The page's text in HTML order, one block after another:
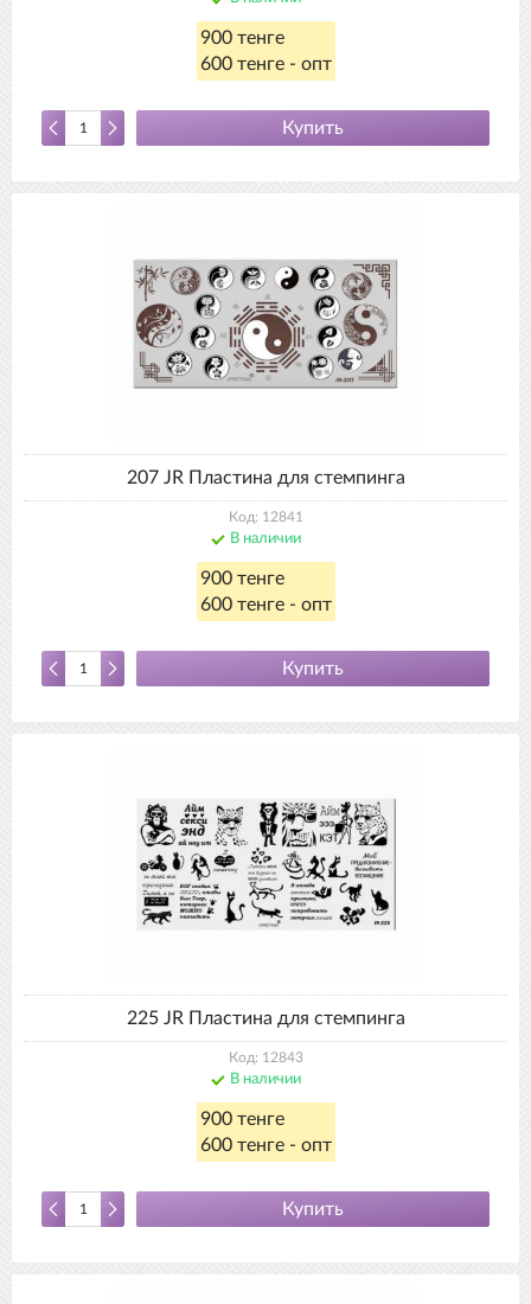
900 тенге
600 тенге - опт
Купить
207 JR Пластина для стемпинга
Код: 12841
В наличии
900 тенге
600 тенге - опт
Купить
225 JR Пластина для стемпинга
Код: 12843
В наличии
900 тенге
600 тенге - опт
Купить